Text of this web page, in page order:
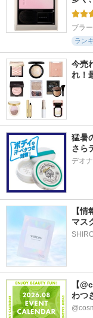
ブラ
ラン
今売
れ！
猛暑
さら
デオ
【
マス
【
わつ